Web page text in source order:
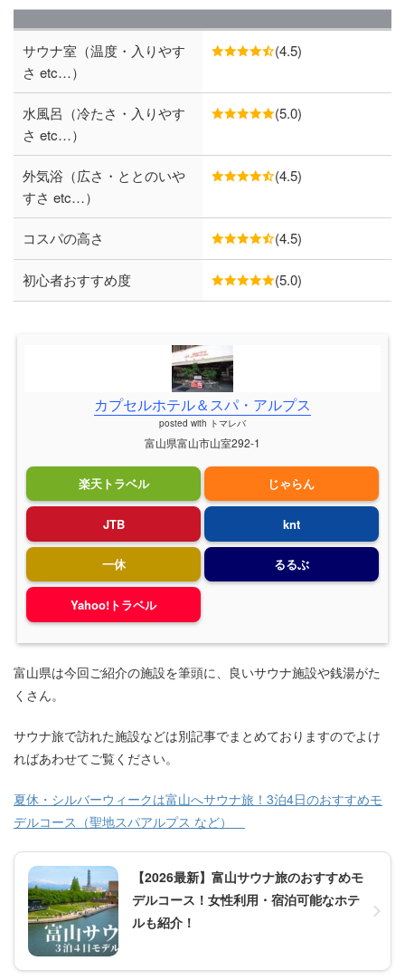
サウナ室（温度・入りやす
さ etc…）
(4.5)
水風呂（冷たさ・入りやす
さ etc…）
(5.0)
外気浴（広さ・ととのいや
すさ etc…）
(4.5)
コスパの高さ (4.5)
初心者おすすめ度 (5.0)
カプセルホテル＆スパ・アルプス
posted with トマレバ
富山県富山市山室292-1
楽天トラベル じゃらん
JTB knt
一休 るるぶ
Yahoo!トラベル
富山県は今回ご紹介の施設を筆頭に、良いサウナ施設や銭湯がた
くさん。
サウナ旅で訪れた施設などは別記事でまとめておりますのでよけ
ればあわせてご覧ください。
夏休・シルバーウィークは富山へサウナ旅！3泊4日のおすすめモ
デルコース（聖地スパアルプス など）
【2026最新】富山サウナ旅のおすすめモ
デルコース！女性利用・宿泊可能なホテ
ルも紹介！